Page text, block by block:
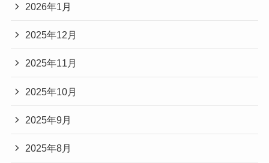
2026年1月
2025年12月
2025年11月
2025年10月
2025年9月
2025年8月